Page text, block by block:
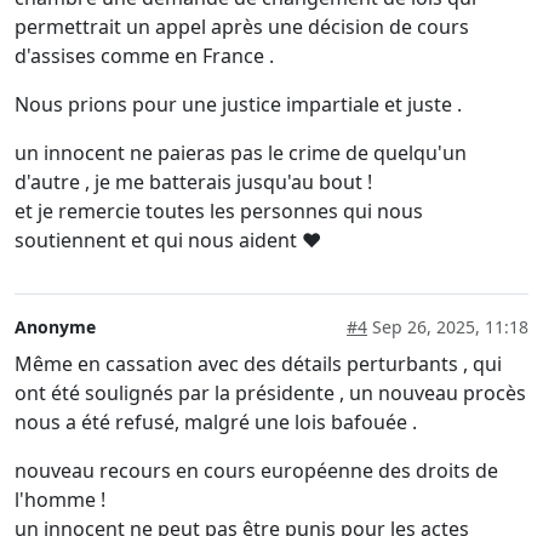
permettrait un appel après une décision de cours
d'assises comme en France .
Nous prions pour une justice impartiale et juste .
un innocent ne paieras pas le crime de quelqu'un
d'autre , je me batterais jusqu'au bout !
et je remercie toutes les personnes qui nous
soutiennent et qui nous aident ❤️
Anonyme #4 Sep 26, 2025, 11:18
Même en cassation avec des détails perturbants , qui
ont été soulignés par la présidente , un nouveau procès
nous a été refusé, malgré une lois bafouée .
nouveau recours en cours européenne des droits de
l'homme !
un innocent ne peut pas être punis pour les actes